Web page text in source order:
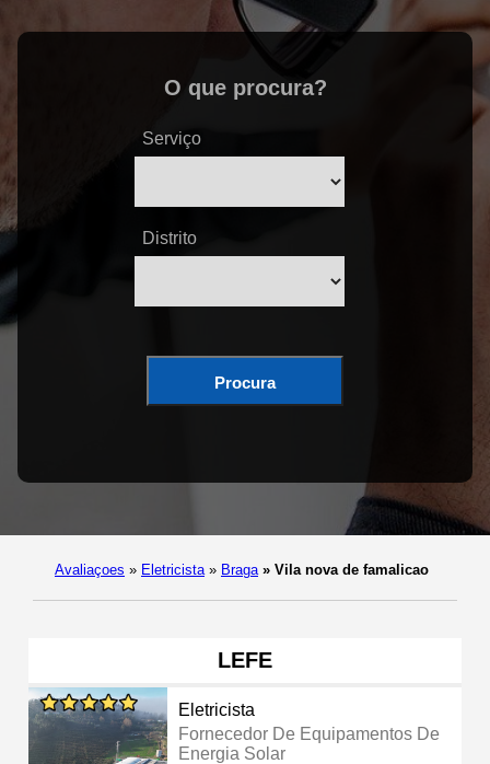
O que procura?
Serviço
Distrito
Procura
Avaliaçoes » Eletricista » Braga » Vila nova de famalicao
LEFE
Eletricista
Fornecedor De Equipamentos De
Energia Solar